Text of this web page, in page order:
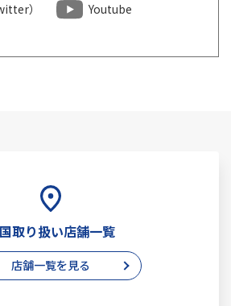
） Youtube
取り扱い店舗一覧
店舗一覧を見る